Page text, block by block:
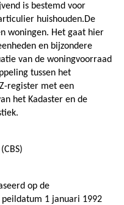
is bestemd voor
huishouden.De
woningen. Het gaat hier
en bijzondere
van de woningvoorraad
tussen het
register met een
het Kadaster en de
op de
1 januari 1992